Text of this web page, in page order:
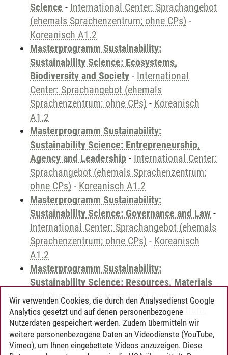
Science - International Center: Sprachangebot
(ehemals Sprachenzentrum; ohne CPs) -
Koreanisch A1.2
Masterprogramm Sustainability:
Sustainability Science: Ecosystems,
Biodiversity and Society - International
Center: Sprachangebot (ehemals
Sprachenzentrum; ohne CPs) - Koreanisch
A1.2
Masterprogramm Sustainability:
Sustainability Science: Entrepreneurship,
Agency and Leadership - International Center:
Sprachangebot (ehemals Sprachenzentrum;
ohne CPs) - Koreanisch A1.2
Masterprogramm Sustainability:
Sustainability Science: Governance and Law -
International Center: Sprachangebot (ehemals
Sprachenzentrum; ohne CPs) - Koreanisch
A1.2
Masterprogramm Sustainability:
Sustainability Science: Resources, Materials
and Chemistry -International Center:
Sprachangebot (ehemals Sprachenzentrum;
ohne CPs)-Koreanisch A1.2
Wir verwenden Cookies, die durch den Analysedienst Google
Analytics gesetzt und auf denen personenbezogene
Nutzerdaten gespeichert werden. Zudem übermitteln wir
weitere personenbezogene Daten an Videodienste (YouTube,
Vimeo), um Ihnen eingebettete Videos anzuzeigen. Diese